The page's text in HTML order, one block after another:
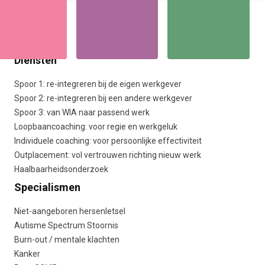
Diensten
Spoor 1: re-integreren bij de eigen werkgever
Spoor 2: re-integreren bij een andere werkgever
Spoor 3: van WIA naar passend werk
Loopbaancoaching: voor regie en werkgeluk
Individuele coaching: voor persoonlijke effectiviteit
Outplacement: vol vertrouwen richting nieuw werk
Haalbaarheidsonderzoek
Specialismen
Niet-aangeboren hersenletsel
Autisme Spectrum Stoornis
Burn-out / mentale klachten
Kanker